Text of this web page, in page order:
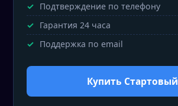
Подтверждение по телефону
Гарантия 24 часа
Поддержка по email
Купить Стартовый